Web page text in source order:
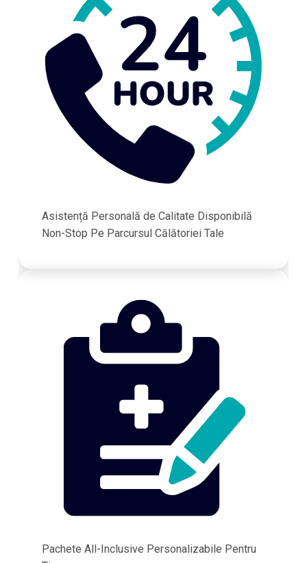
Asistență Personală de Calitate Disponibilă
Non-Stop Pe Parcursul Călătoriei Tale
Pachete All-Inclusive Personalizabile Pentru